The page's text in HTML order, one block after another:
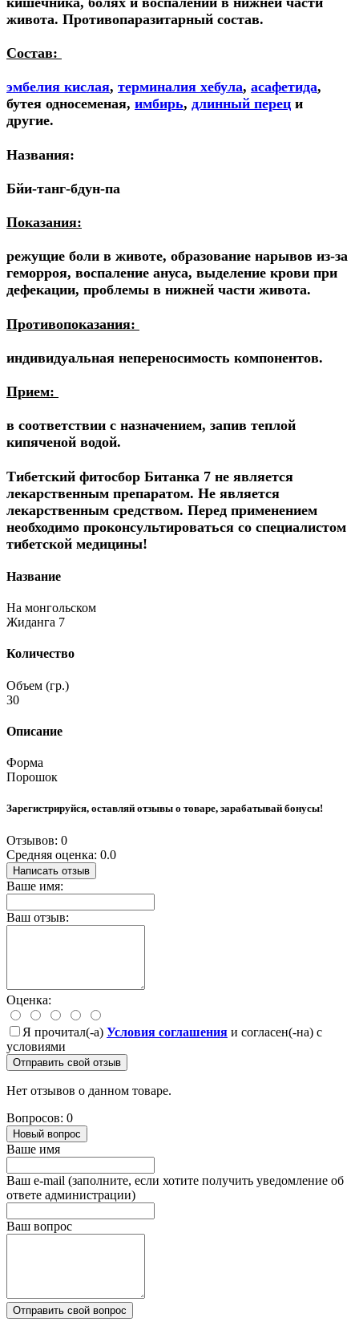
живота. Противопаразитарный состав.
Состав:
эмбелия кислая, терминалия хебула, асафетида,
бутея односеменая, имбирь, длинный перец и
другие.
Названия:
Бйи-танг-бдун-па
Показания:
режущие боли в животе, образование нарывов из-за
геморроя, воспаление ануса, выделение крови при
дефекации, проблемы в нижней части живота.
Противопоказания:
индивидуальная непереносимость компонентов.
Прием:
в соответствии с назначением, запив теплой
кипяченой водой.
Тибетский фитосбор Битанка 7 не является
лекарственным препаратом. Не является
лекарственным средством. Перед применением
необходимо проконсультироваться со специалистом
тибетской медицины!
Название
На монгольском
Жиданга 7
Количество
Объем (гр.)
30
Описание
Форма
Порошок
Зарегистрируйся, оставляй отзывы о товаре, зарабатывай бонусы!
Отзывов: 0
Средняя оценка: 0.0
Написать отзыв
Ваше имя:
Ваш отзыв:
Оценка:
Я прочитал(-а) Условия соглашения и согласен(-на) с
условиями
Отправить свой отзыв
Нет отзывов о данном товаре.
Вопросов: 0
Новый вопрос
Ваше имя
Ваш e-mail (заполните, если хотите получить уведомление об
ответе администрации)
Ваш вопрос
Отправить свой вопрос